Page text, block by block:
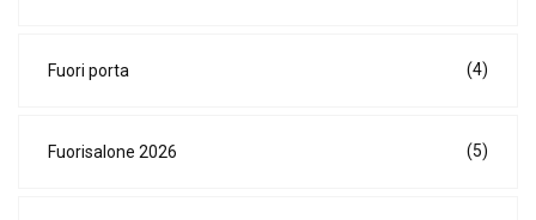
Fuori porta (4)
Fuorisalone 2026 (5)